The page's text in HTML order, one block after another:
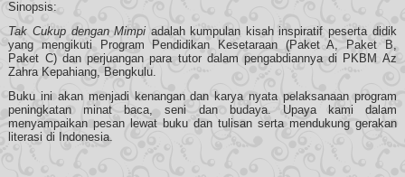
Sinopsis:
Tak Cukup dengan Mimpi adalah kumpulan kisah inspiratif peserta didik
yang mengikuti Program Pendidikan Kesetaraan (Paket A, Paket B,
Paket C) dan perjuangan para tutor dalam pengabdiannya di PKBM Az
Zahra Kepahiang, Bengkulu.
Buku ini akan menjadi kenangan dan karya nyata pelaksanaan program
peningkatan minat baca, seni dan budaya. Upaya kami dalam
menyampaikan pesan lewat buku dan tulisan serta mendukung gerakan
literasi di Indonesia.